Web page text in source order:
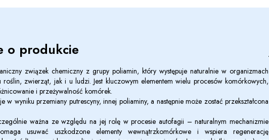
o produkcie
związek chemiczny z grupy poliamin, który występuje naturalnie w organizmach
zwierząt, jak i u ludzi. Jest kluczowym elementem wielu procesów komórkowych,
i przeżywalność komórek.
w wyniku przemiany putrescyny, innej poliaminy, a następnie może zostać przekształcona
ważna ze względu na jej rolę w procesie autofagii – naturalnym mechanizmie
usuwać uszkodzone elementy wewnątrzkomórkowe i wspiera regenerację